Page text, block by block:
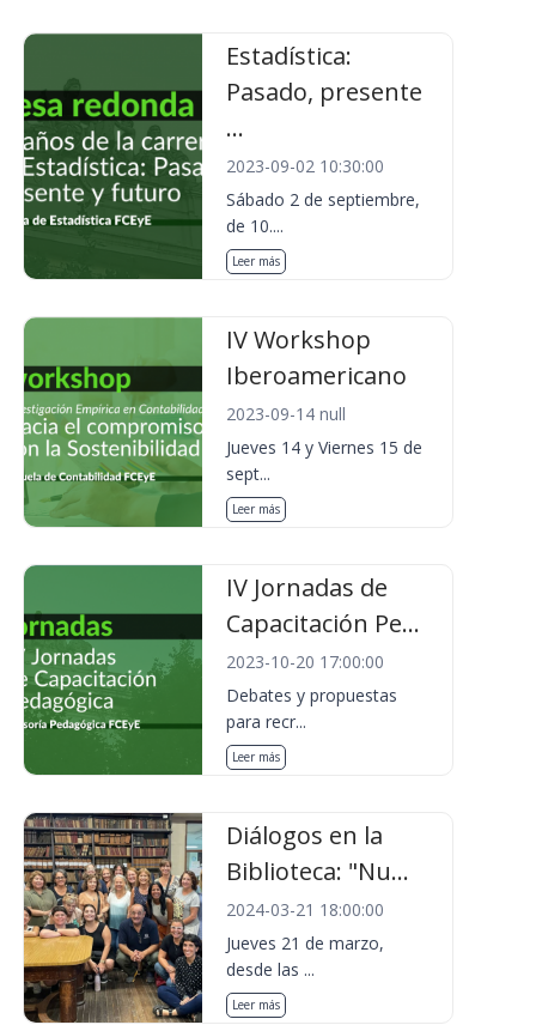
Estadística:
Pasado, presente
...
2023-09-02 10:30:00
Sábado 2 de septiembre,
de 10....
Leer más
IV Workshop
Iberoamericano
2023-09-14 null
Jueves 14 y Viernes 15 de
sept...
Leer más
IV Jornadas de
Capacitación Pe...
2023-10-20 17:00:00
Debates y propuestas
para recr...
Leer más
Diálogos en la
Biblioteca: "Nu...
2024-03-21 18:00:00
Jueves 21 de marzo,
desde las ...
Leer más